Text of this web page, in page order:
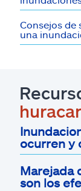
Consejos de
una
ocurren y
Marejada
son los